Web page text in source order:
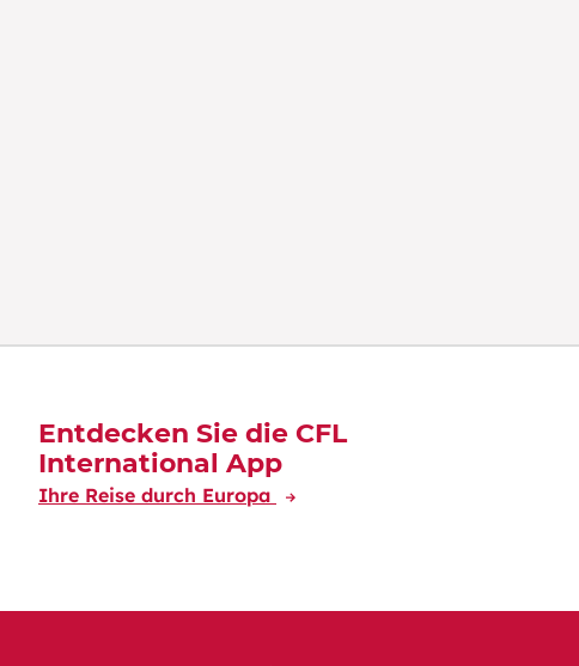
Entdecken Sie die CFL
International App
Ihre Reise durch Europa